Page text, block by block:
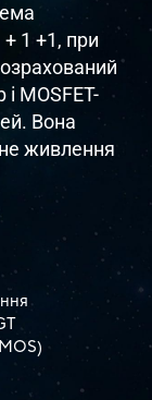
1 +1, при
MOSFET-
Вона
живлення